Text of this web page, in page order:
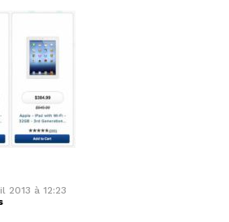
2013 à 12:23